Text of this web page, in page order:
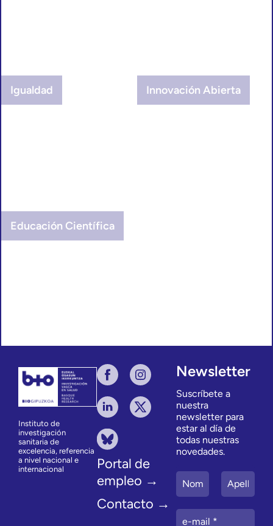
Igualdad Innovación Abierta
Educación Científica
Instituto de
investigación
sanitaria de
excelencia, referencia
a nivel nacional e
internacional
Portal de
empleo →
Contacto →
Newsletter
Suscríbete a
nuestra
newsletter para
estar al día de
todas nuestras
novedades.